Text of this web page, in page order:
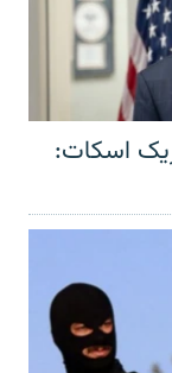
اسکات: